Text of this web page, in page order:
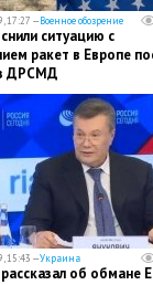
17:27 —Военное обозрение
ситуацию с
ракет в Европе
ДРСМД
15:43 —Украина
об обмане